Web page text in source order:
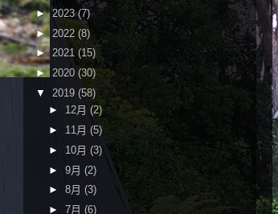
► 2023(7)
► 2022 (8)
► 2021 (15)
► 2020 (30)
▼ 2019 (58)
► 12月 (2)
► 11月 (5)
► 10月 (3)
► 9月 (2)
► 8月 (3)
► 7月 (6)